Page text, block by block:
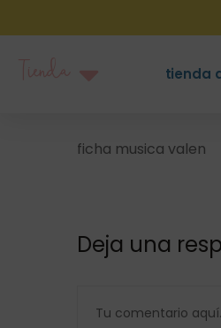
tienda
ficha musica valen
Deja una